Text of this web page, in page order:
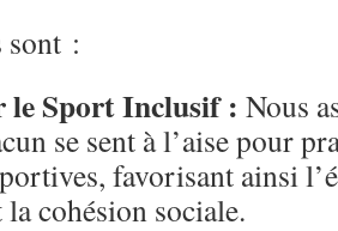
sont :
le Sport Inclusif : Nous
se sent à l’aise pour
favorisant ainsi
cohésion sociale.